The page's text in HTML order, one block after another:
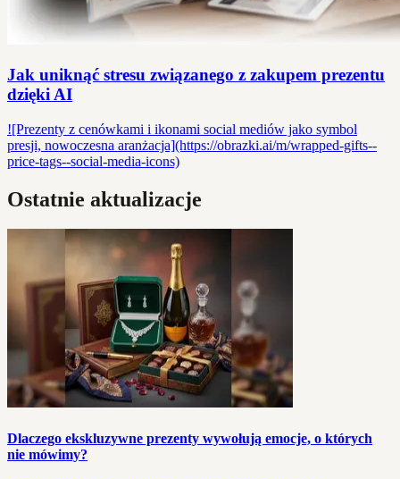
Jak uniknąć stresu związanego z zakupem prezentu
dzięki AI
![Prezenty z cenówkami i ikonami social mediów jako symbol
presji, nowoczesna aranżacja](https://obrazki.ai/m/wrapped-gifts--
price-tags--social-media-icons)
Ostatnie aktualizacje
Dlaczego ekskluzywne prezenty wywołują emocje, o których
nie mówimy?